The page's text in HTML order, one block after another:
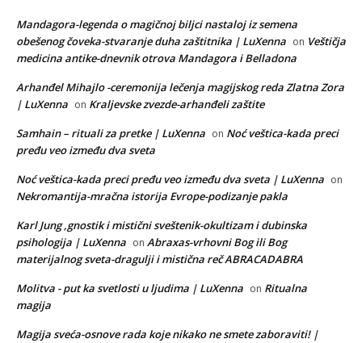
Mandagora-legenda o magičnoj biljci nastaloj iz semena
obešenog čoveka-stvaranje duha zaštitnika | LuXenna on Veštičja
medicina antike-dnevnik otrova Mandagora i Belladona
Arhanđel Mihajlo -ceremonija lečenja magijskog reda Zlatna Zora
| LuXenna on Kraljevske zvezde-arhanđeli zaštite
Samhain – rituali za pretke | LuXenna on Noć veštica-kada preci
pređu veo između dva sveta
Noć veštica-kada preci pređu veo između dva sveta | LuXenna on
Nekromantija-mračna istorija Evrope-podizanje pakla
Karl Jung ,gnostik i mistični sveštenik-okultizam i dubinska
psihologija | LuXenna on Abraxas-vrhovni Bog ili Bog
materijalnog sveta-dragulji i mistična reč ABRACADABRA
Molitva - put ka svetlosti u ljudima | LuXenna on Ritualna
magija
Magija sveća-osnove rada koje nikako ne smete zaboraviti! |